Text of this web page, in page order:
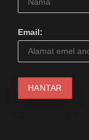
Email: